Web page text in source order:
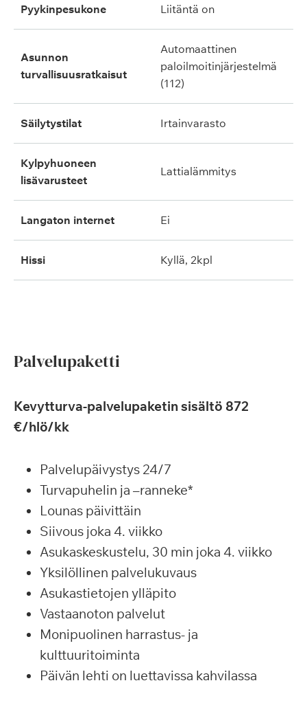
pyykinpesukone liitäntä on
asunnon
turvallisuusratkaisut
automaattinen
paloilmoitinjärjestelmä
(112)
säilytystilat irtainvarasto
kylpyhuoneen
lisävarusteet
lattialämmitys
langaton internet ei
hissi kyllä, 2kpl
Palvelupaketti
Kevytturva-palvelupaketin sisältö 872
€/hlö/kk
Palvelupäivystys 24/7
Turvapuhelin ja –ranneke*
Lounas päivittäin
Siivous joka 4. viikko
Asukaskeskustelu, 30 min joka 4. viikko
Yksilöllinen palvelukuvaus
Asukastietojen ylläpito
Vastaanoton palvelut
Monipuolinen harrastus- ja
kulttuuritoiminta
Päivän lehti on luettavissa kahvilassa